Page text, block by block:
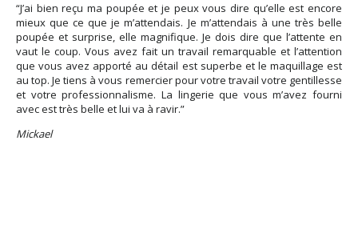
“J’ai bien reçu ma poupée et je peux vous dire qu’elle est encore
mieux que ce que je m’attendais. Je m’attendais à une très belle
poupée et surprise, elle magnifique. Je dois dire que l’attente en
vaut le coup. Vous avez fait un travail remarquable et l’attention
que vous avez apporté au détail est superbe et le maquillage est
au top. Je tiens à vous remercier pour votre travail votre gentillesse
et votre professionnalisme. La lingerie que vous m’avez fourni
avec est très belle et lui va à ravir.”
Mickael